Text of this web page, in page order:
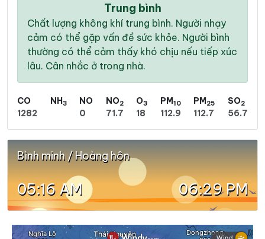
Trung bình
Chất lượng không khí trung bình. Người nhạy
cảm có thể gặp vấn đề sức khỏe. Người bình
thường có thể cảm thấy khó chịu nếu tiếp xúc
lâu. Cân nhắc ở trong nhà.
CO
1282
NH3
NO
0
NO2
71.7
O3
18
PM10
112.9
PM25
112.7
SO2
56.7
Bình minh / Hoàng hôn
05:16 AM 06:29 PM